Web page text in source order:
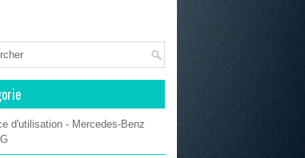
d'utilisation - Mercedes-Benz